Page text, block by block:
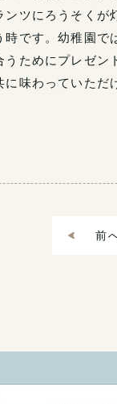
ツにろうそく
時です。幼稚園
ためにプレゼ
味を共に味
前